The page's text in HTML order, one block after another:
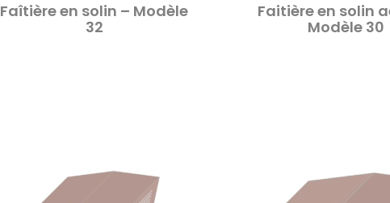
Faîtière en solin – Modèle
32
Faitière en solin
Modèle 30